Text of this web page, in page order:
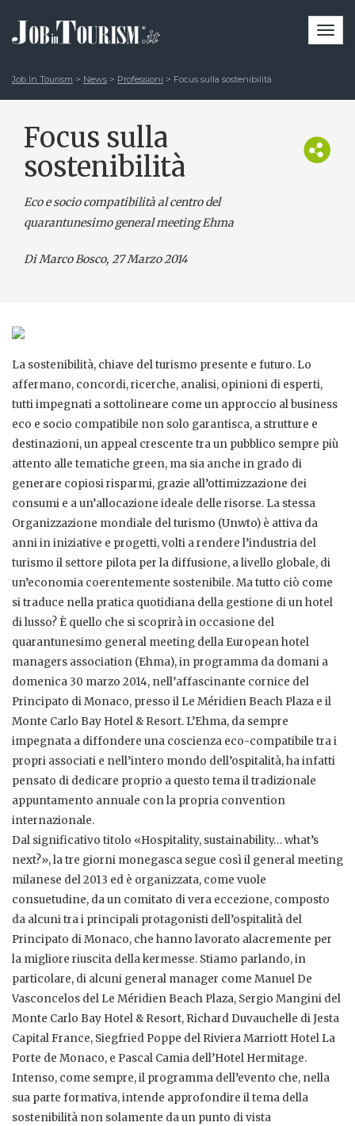
Job In Tourism > News > Professioni > Focus sulla sostenibilità
Focus sulla
sostenibilità
Eco e socio compatibilità al centro del
quarantunesimo general meeting Ehma
Di Marco Bosco, 27 Marzo 2014
La sostenibilità, chiave del turismo presente e futuro. Lo
affermano, concordi, ricerche, analisi, opinioni di esperti,
tutti impegnati a sottolineare come un approccio al business
eco e socio compatibile non solo garantisca, a strutture e
destinazioni, un appeal crescente tra un pubblico sempre più
attento alle tematiche green, ma sia anche in grado di
generare copiosi risparmi, grazie all’ottimizzazione dei
consumi e a un’allocazione ideale delle risorse. La stessa
Organizzazione mondiale del turismo (Unwto) è attiva da
anni in iniziative e progetti, volti a rendere l’industria del
turismo il settore pilota per la diffusione, a livello globale, di
un’economia coerentemente sostenibile. Ma tutto ciò come
si traduce nella pratica quotidiana della gestione di un hotel
di lusso? È quello che si scoprirà in occasione del
quarantunesimo general meeting della European hotel
managers association (Ehma), in programma da domani a
domenica 30 marzo 2014, nell’affascinante cornice del
Principato di Monaco, presso il Le Méridien Beach Plaza e il
Monte Carlo Bay Hotel & Resort. L’Ehma, da sempre
impegnata a diffondere una coscienza eco-compatibile tra i
propri associati e nell’intero mondo dell’ospitalità, ha infatti
pensato di dedicare proprio a questo tema il tradizionale
appuntamento annuale con la propria convention
internazionale.
Dal significativo titolo «Hospitality, sustainability… what’s
next?», la tre giorni monegasca segue così il general meeting
milanese del 2013 ed è organizzata, come vuole
consuetudine, da un comitato di vera eccezione, composto
da alcuni tra i principali protagonisti dell’ospitalità del
Principato di Monaco, che hanno lavorato alacremente per
la migliore riuscita della kermesse. Stiamo parlando, in
particolare, di alcuni general manager come Manuel De
Vasconcelos del Le Méridien Beach Plaza, Sergio Mangini del
Monte Carlo Bay Hotel & Resort, Richard Duvauchelle di Jesta
Capital France, Siegfried Poppe del Riviera Marriott Hotel La
Porte de Monaco, e Pascal Camia dell’Hotel Hermitage.
Intenso, come sempre, il programma dell’evento che, nella
sua parte formativa, intende approfondire il tema della
sostenibilità non solamente da un punto di vista